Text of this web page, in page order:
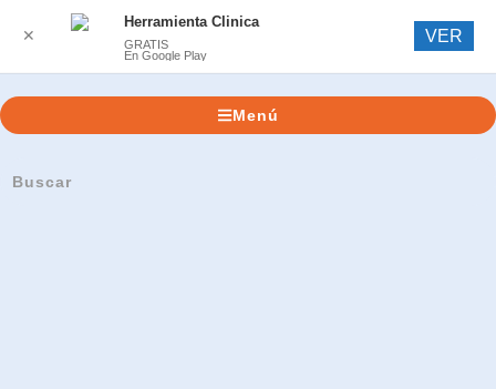
Menú
✕
Herramienta Clinica
GRATIS
En Google Play
VER